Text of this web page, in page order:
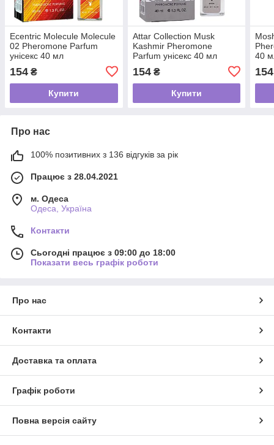
Ecentric Molecule Molecule
02 Pheromone Parfum
унісекс 40 мл
154 ₴
Купити
Attar Collection Musk
Kashmir Pheromone
Parfum унісекс 40 мл
154₴
Купити
40
154
Про нас
100% позитивних з 136 відгуків за рік
Працює з 28.04.2021
м. Одеса
Одеса, Україна
Контакти
Сьогодні працює з 09:00 до 18:00
Показати весь графік роботи
Про нас
Контакти
Доставка та оплата
Графік роботи
Повна версія сайту